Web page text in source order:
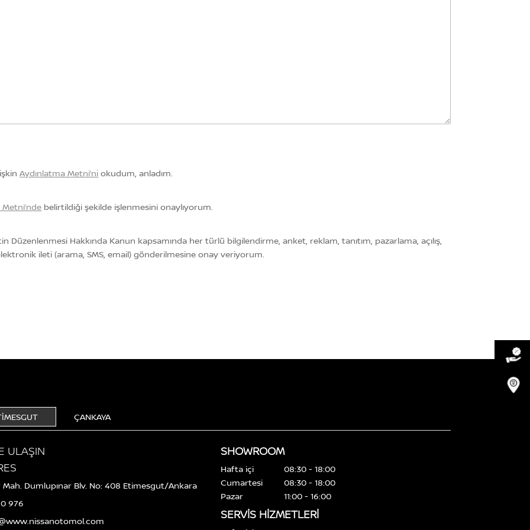
Aydınlatma Metni’ni okudum, anladım.
Metni’nde belirtildiği şekilde işlenmesini onaylıyorum.
Düzenlenmesi Hakkında Kanun kapsamında her türlü bilgilendirme, anket, reklam, tanıtım, pazarlama, açılış,
ileti (arama, SMS, email) gönderilmesine onay veriyorum.
ÇANKAYA
ULAŞIN
Mah. Dumlupınar Blv. No: 408 Etimesgut/Ankara
976
SHOWROOM
Hafta içi
08:30 - 18:00
Cumartesi
08:30 - 18:00
Pazar
11:00 - 16:00
SERVIS HIZMETLERI